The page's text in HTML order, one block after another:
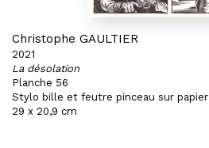
Christophe GAULTIER
2021
La désolation
Planche 56
Stylo bille et feutre pinceau sur papier
29 x 20,9 cm